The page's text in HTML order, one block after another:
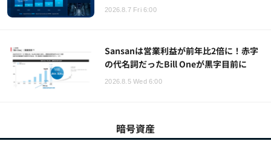
2026.8.7 Fri 6:00
Sansanは営業利益が前年比2倍に！赤字
の代名詞だったBill Oneが黒字目前に
2026.8.5 Wed 6:00
暗号資産